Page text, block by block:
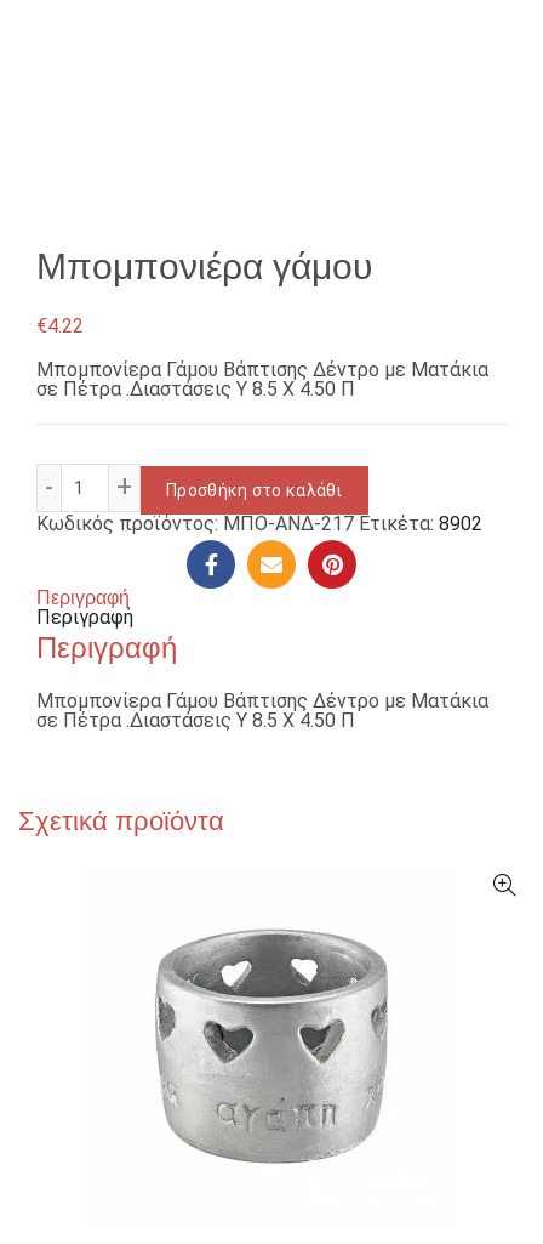
Μπομπονιέρα γάμου
€4.22
Μπομπονίερα Γάμου Βάπτισης Δέντρο με Ματάκια
σε Πέτρα .Διαστάσεις Υ 8.5 X 4.50 Π
Μπομπονιέρα γάμου ποσότητα
Προσθήκη στο καλάθι
Κωδικός προϊόντος: ΜΠΟ-ΑΝΔ-217 Ετικέτα: 8902
Περιγραφή
Περιγραφή
Περιγραφή
Μπομπονίερα Γάμου Βάπτισης Δέντρο με Ματάκια
σε Πέτρα .Διαστάσεις Υ 8.5 X 4.50 Π
Σχετικά προϊόντα